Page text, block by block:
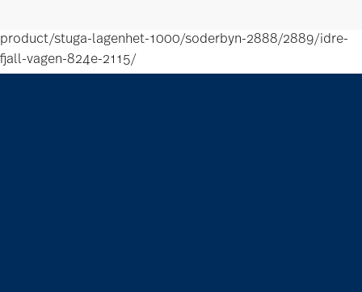
product/stuga-lagenhet-1000/soderbyn-2888/2889/idre-
fjall-vagen-824e-2115/